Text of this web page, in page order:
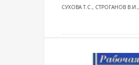
СУХОВА Т.С., СТРОГАНОВ В.И.,